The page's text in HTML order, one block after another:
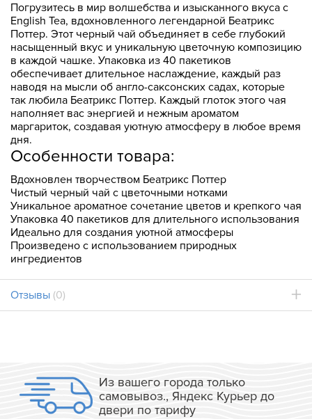
Погрузитесь в мир волшебства и изысканного вкуса с
English Tea, вдохновленного легендарной Беатрикс
Поттер. Этот черный чай объединяет в себе глубокий
насыщенный вкус и уникальную цветочную композицию
в каждой чашке. Упаковка из 40 пакетиков
обеспечивает длительное наслаждение, каждый раз
наводя на мысли об англо-саксонских садах, которые
так любила Беатрикс Поттер. Каждый глоток этого чая
наполняет вас энергией и нежным ароматом
маргариток, создавая уютную атмосферу в любое время
дня.
Особенности товара:
Вдохновлен творчеством Беатрикс Поттер
Чистый черный чай с цветочными нотками
Уникальное ароматное сочетание цветов и крепкого чая
Упаковка 40 пакетиков для длительного использования
Идеально для создания уютной атмосферы
Произведено с использованием природных
ингредиентов
Отзывы (0)
Из вашего города только
самовывоз., Яндекс Курьер до
двери по тарифу